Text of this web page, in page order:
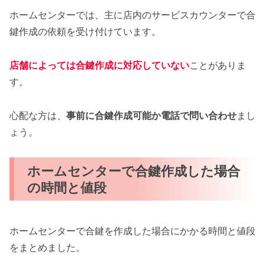
ホームセンターでは、主に店内のサービスカウンターで合
鍵作成の依頼を受け付けています。
店舗によっては合鍵作成に対応していないことがありま
す。
心配な方は、 事前に合鍵作成可能か電話で問い合わせまし
ょう。
ホームセンターで合鍵作成した場合
の時間と値段
ホームセンターで合鍵を作成した場合にかかる時間と値段
をまとめました。